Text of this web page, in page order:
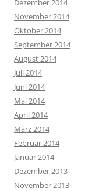
Dezember 2014
November 2014
Oktober 2014
September 2014
August 2014
Juli 2014
Juni 2014
Mai 2014
April 2014
März 2014
Februar 2014
Januar 2014
Dezember 2013
November 2013